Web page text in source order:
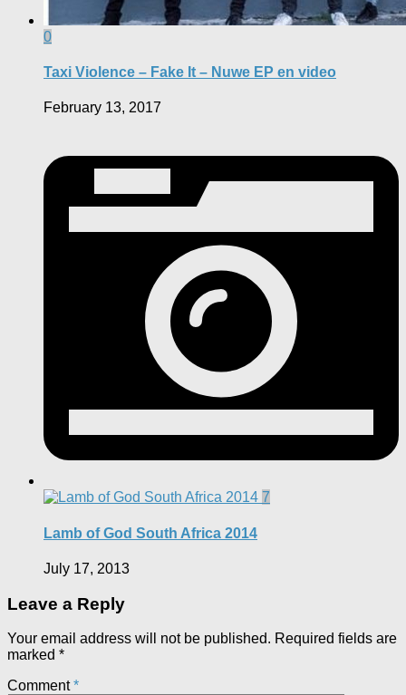
0
Taxi Violence – Fake It – Nuwe EP en video
February 13, 2017
7
Lamb of God South Africa 2014
July 17, 2013
Leave a Reply
Your email address will not be published. Required fields are
marked *
Comment*